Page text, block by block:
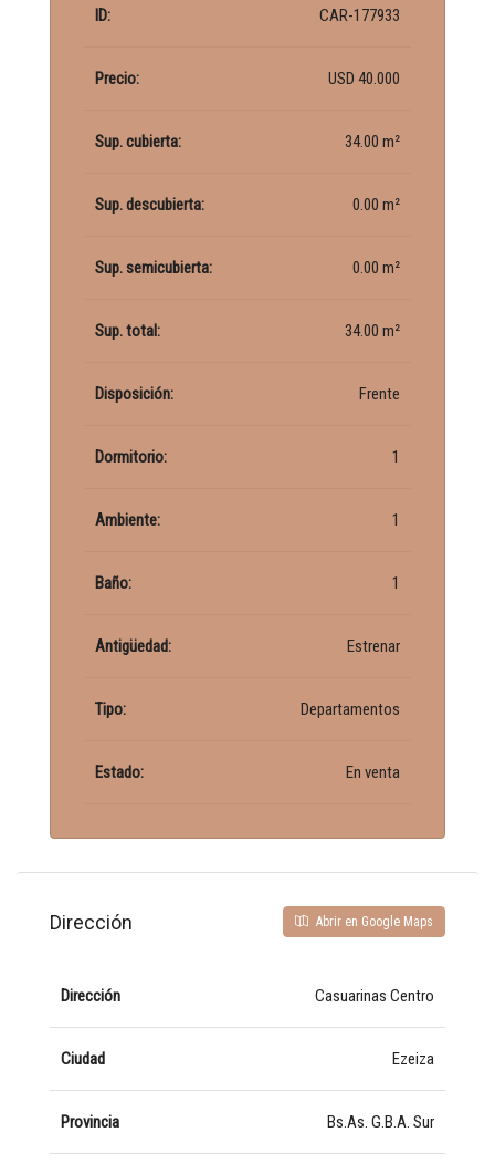
ID: CAR-177933
Precio: USD 40.000
Sup. cubierta: 34.00 m²
Sup. descubierta: 0.00 m²
Sup. semicubierta: 0.00 m²
Sup. total: 34.00 m²
Disposición: Frente
Dormitorio: 1
Ambiente: 1
Baño: 1
Antigüedad: Estrenar
Tipo: Departamentos
Estado: En venta
Dirección Abrir en Google Maps
Dirección Casuarinas Centro
Ciudad Ezeiza
Provincia Bs.As. G.B.A. Sur